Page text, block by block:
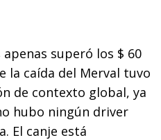
superó los $ 60
la caída del Merval tuvo
de contexto global, ya
hubo ningún driver
El canje está